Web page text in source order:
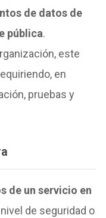
de datos de
pública.
este
en
pruebas y
de un servicio en
de seguridad o